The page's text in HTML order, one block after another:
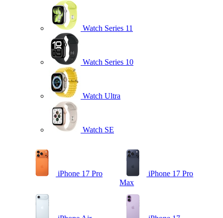
Watch Series 11
Watch Series 10
Watch Ultra
Watch SE
iPhone 17 Pro
iPhone 17 Pro
Max